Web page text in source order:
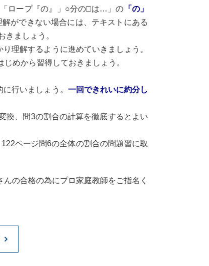
ロープ『の』」○分の□は…」の 「の」
ができない場合には、テキストにある
ましょう。
理解するように進めていきましょう。
めから習得しておきましょう。
行いましょう。 一回できれいに約分し
換、問3の割合の計算を徹底するとよい
ページ問6の全体の割合の問題習に取
の合格の為にプロ家庭教師をご指名く